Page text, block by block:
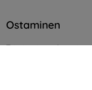
Ostaminen
Toimitus ja maksaminen